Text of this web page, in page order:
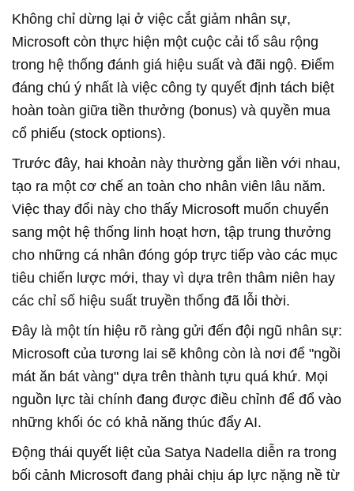
Không chỉ dừng lại ở việc cắt giảm nhân sự,
Microsoft còn thực hiện một cuộc cải tổ sâu rộng
trong hệ thống đánh giá hiệu suất và đãi ngộ. Điểm
đáng chú ý nhất là việc công ty quyết định tách biệt
hoàn toàn giữa tiền thưởng (bonus) và quyền mua
cổ phiếu (stock options).
Trước đây, hai khoản này thường gắn liền với nhau,
tạo ra một cơ chế an toàn cho nhân viên lâu năm.
Việc thay đổi này cho thấy Microsoft muốn chuyển
sang một hệ thống linh hoạt hơn, tập trung thưởng
cho những cá nhân đóng góp trực tiếp vào các mục
tiêu chiến lược mới, thay vì dựa trên thâm niên hay
các chỉ số hiệu suất truyền thống đã lỗi thời.
Đây là một tín hiệu rõ ràng gửi đến đội ngũ nhân sự:
Microsoft của tương lai sẽ không còn là nơi để "ngồi
mát ăn bát vàng" dựa trên thành tựu quá khứ. Mọi
nguồn lực tài chính đang được điều chỉnh để đổ vào
những khối óc có khả năng thúc đẩy AI.
Động thái quyết liệt của Satya Nadella diễn ra trong
bối cảnh Microsoft đang phải chịu áp lực nặng nề từ